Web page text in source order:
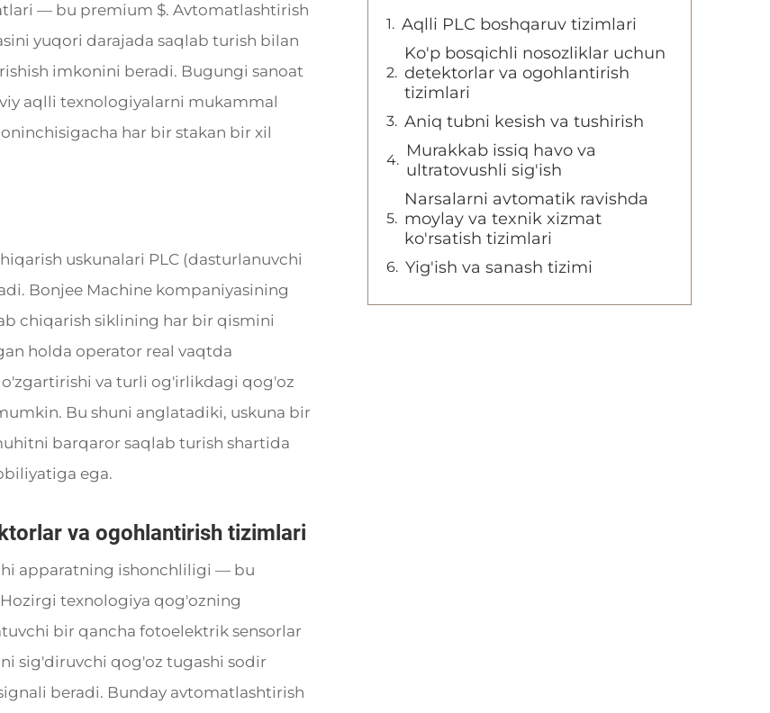
— bu premium $. Avtomatlashtirish
yuqori darajada saqlab turish bilan
imkonini beradi. Bugungi sanoat
aqlli texnologiyalarni mukammal
har bir stakan bir xil
uskunalari PLC (dasturlanuvchi
Bonjee Machine kompaniyasining
chiqarish siklining har bir qismini
holda operator real vaqtda
va turli og'irlikdagi qog'oz
Bu shuni anglatadiki, uskuna bir
barqaror saqlab turish shartida
ega.
va ogohlantirish tizimlari
apparatning ishonchliligi — bu
texnologiya qog'ozning
bir qancha fotoelektrik sensorlar
sig'diruvchi qog'oz tugashi sodir
beradi. Bunday avtomatlashtirish
Aqlli PLC boshqaruv tizimlari
Ko'p bosqichli nosozliklar uchun
detektorlar va ogohlantirish
tizimlari
Aniq tubni kesish va tushirish
Murakkab issiq havo va
ultratovushli sig'ish
Narsalarni avtomatik ravishda
moylay va texnik xizmat
ko'rsatish tizimlari
Yig'ish va sanash tizimi